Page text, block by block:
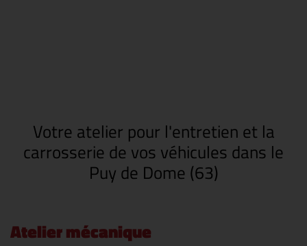
Votre atelier pour l'entretien et la
carrosserie de vos véhicules dans le
Puy de Dome (63)
Atelier mécanique